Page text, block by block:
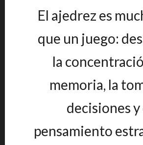
El ajedrez es
que un juego:
la
memoria, la
decisiones y
pensamiento